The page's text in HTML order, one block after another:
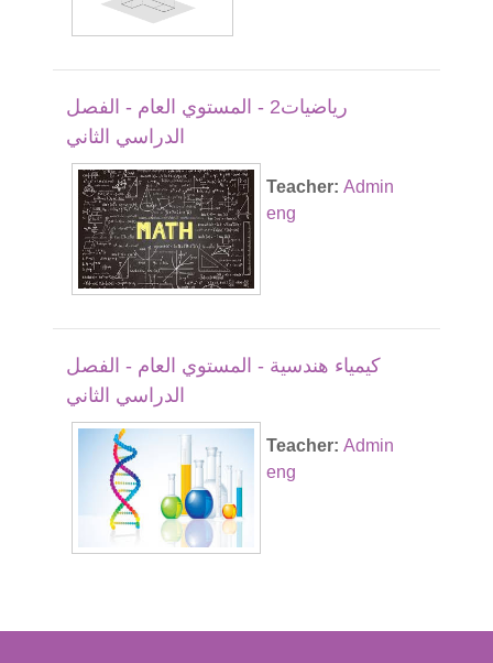
رياضيات2 - المستوي العام - الفصل
الدراسي الثاني
Teacher: Admin
eng
كيمياء هندسية - المستوي العام - الفصل
الدراسي الثاني
Teacher: Admin
eng